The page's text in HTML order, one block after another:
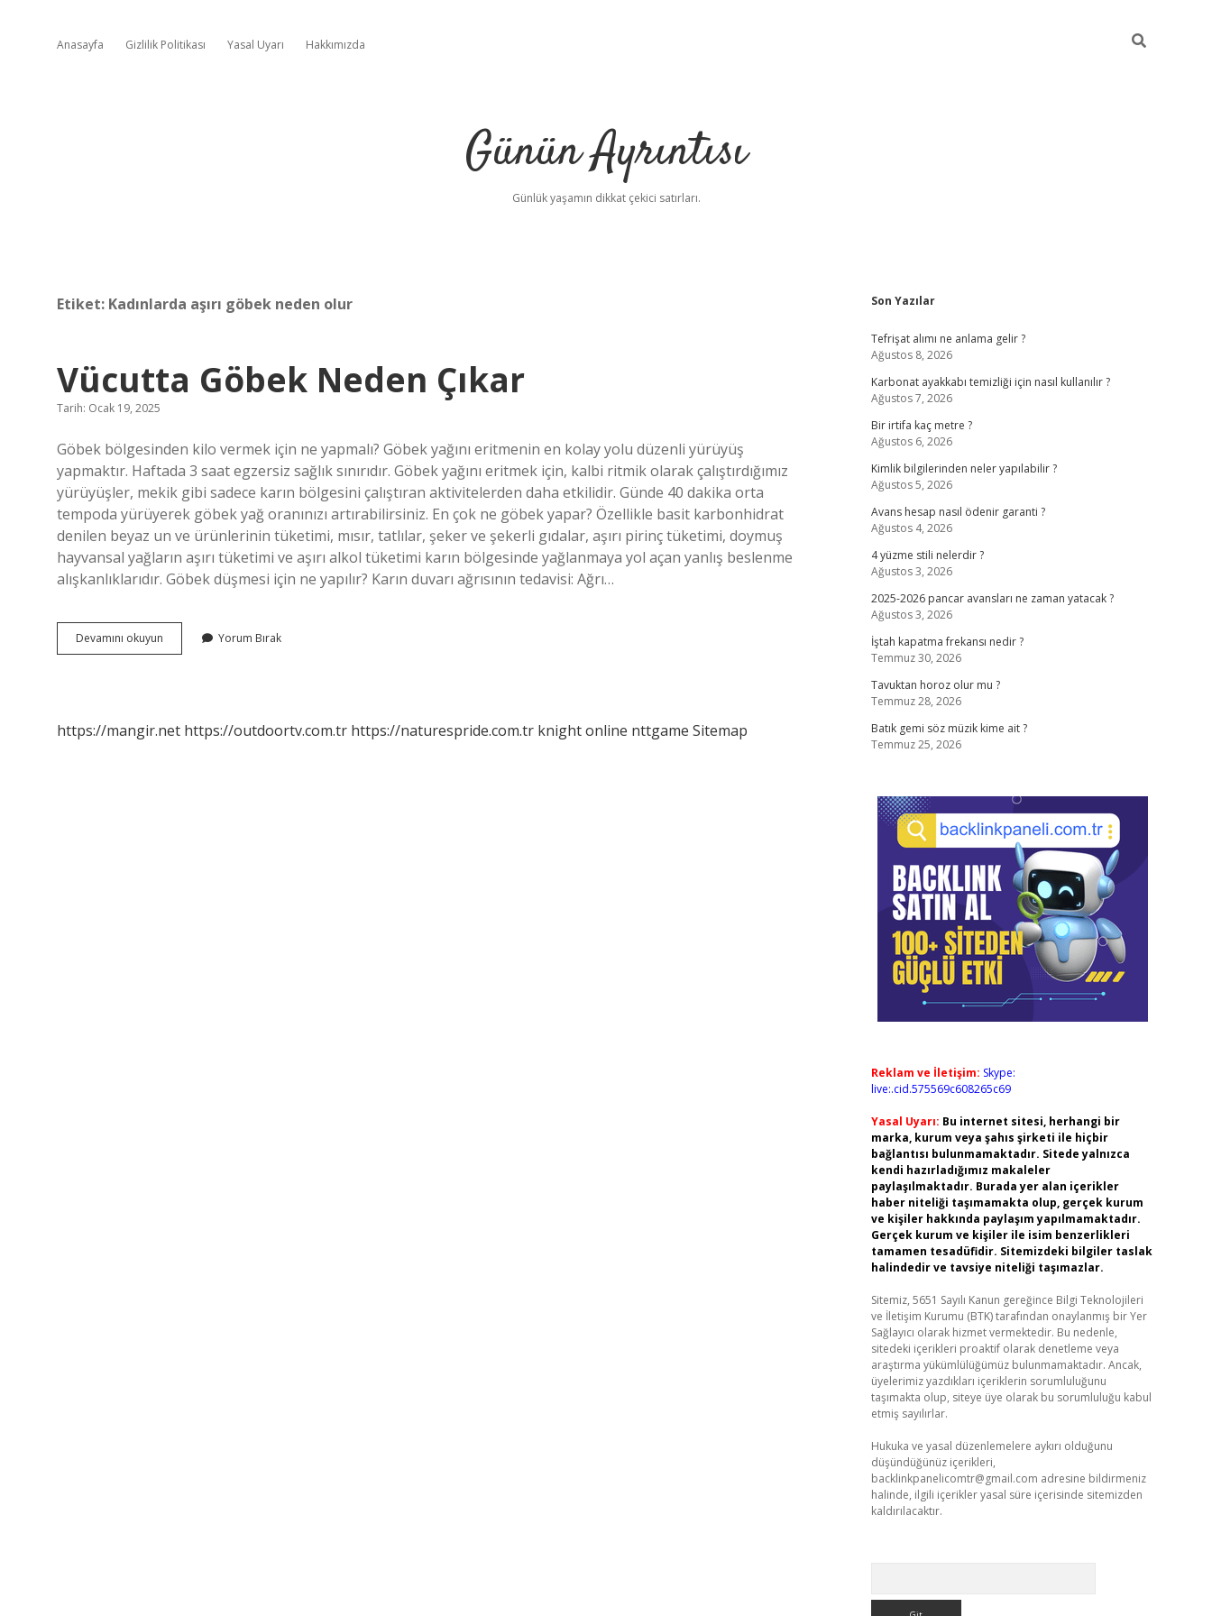
Anasayfa Gizlilik Politikası Yasal Uyarı Hakkımızda
Günün Ayrıntısı
Günlük yaşamın dikkat çekici satırları.
Etiket: Kadınlarda aşırı göbek neden olur
Vücutta Göbek Neden Çıkar
Tarih: Ocak 19, 2025
Göbek bölgesinden kilo vermek için ne yapmalı? Göbek yağını eritmenin en kolay yolu düzenli yürüyüş
yapmaktır. Haftada 3 saat egzersiz sağlık sınırıdır. Göbek yağını eritmek için, kalbi ritmik olarak çalıştırdığımız
yürüyüşler, mekik gibi sadece karın bölgesini çalıştıran aktivitelerden daha etkilidir. Günde 40 dakika orta
tempoda yürüyerek göbek yağ oranınızı artırabilirsiniz. En çok ne göbek yapar? Özellikle basit karbonhidrat
denilen beyaz un ve ürünlerinin tüketimi, mısır, tatlılar, şeker ve şekerli gıdalar, aşırı pirinç tüketimi, doymuş
hayvansal yağların aşırı tüketimi ve aşırı alkol tüketimi karın bölgesinde yağlanmaya yol açan yanlış beslenme
alışkanlıklarıdır. Göbek düşmesi için ne yapılır? Karın duvarı ağrısının tedavisi: Ağrı…
Devamını okuyun
Göbek
Yorum Bırak
https://mangir.net https://outdoortv.com.tr https://naturespride.com.tr knight online nttgame Sitemap
Sidebar
Son Yazılar
Tefrişat alımı ne anlama gelir ?
Ağustos 8, 2026
Karbonat ayakkabı temizliği için nasıl kullanılır ?
Ağustos 7, 2026
Bir irtifa kaç metre ?
Ağustos 6, 2026
Kimlik bilgilerinden neler yapılabilir ?
Ağustos 5, 2026
Avans hesap nasıl ödenir garanti ?
Ağustos 4, 2026
4 yüzme stili nelerdir ?
Ağustos 3, 2026
2025-2026 pancar avansları ne zaman yatacak ?
Ağustos 3, 2026
İştah kapatma frekansı nedir ?
Temmuz 30, 2026
Tavuktan horoz olur mu ?
Temmuz 28, 2026
Batık gemi söz müzik kime ait ?
Temmuz 25, 2026
Reklam ve İletişim: Skype:
live:.cid.575569c608265c69
Yasal Uyarı: Bu internet sitesi, herhangi bir
marka, kurum veya şahıs şirketi ile hiçbir
bağlantısı bulunmamaktadır. Sitede yalnızca
kendi hazırladığımız makaleler
paylaşılmaktadır. Burada yer alan içerikler
haber niteliği taşımamakta olup, gerçek kurum
ve kişiler hakkında paylaşım yapılmamaktadır.
Gerçek kurum ve kişiler ile isim benzerlikleri
tamamen tesadüfidir. Sitemizdeki bilgiler taslak
halindedir ve tavsiye niteliği taşımazlar.
Sitemiz, 5651 Sayılı Kanun gereğince Bilgi Teknolojileri
ve İletişim Kurumu (BTK) tarafından onaylanmış bir Yer
Sağlayıcı olarak hizmet vermektedir. Bu nedenle,
sitedeki içerikleri proaktif olarak denetleme veya
araştırma yükümlülüğümüz bulunmamaktadır. Ancak,
üyelerimiz yazdıkları içeriklerin sorumluluğunu
taşımakta olup, siteye üye olarak bu sorumluluğu kabul
etmiş sayılırlar.
Hukuka ve yasal düzenlemelere aykırı olduğunu
düşündüğünüz içerikleri,
backlinkpanelicomtr@gmail.com adresine bildirmeniz
halinde, ilgili içerikler yasal süre içerisinde sitemizden
kaldırılacaktır.